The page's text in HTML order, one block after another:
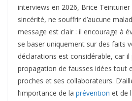
interviews en 2026, Brice
sincérité, ne souffrir d’aucune
message est clair : il encourage à
se baser uniquement sur des faits
déclarations est considérable, car
propagation de fausses idées tout
proches et ses collaborateurs.
l’importance de la prévention et de